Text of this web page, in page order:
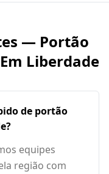
— Portão
Liberdade
de portão
equipes
região com